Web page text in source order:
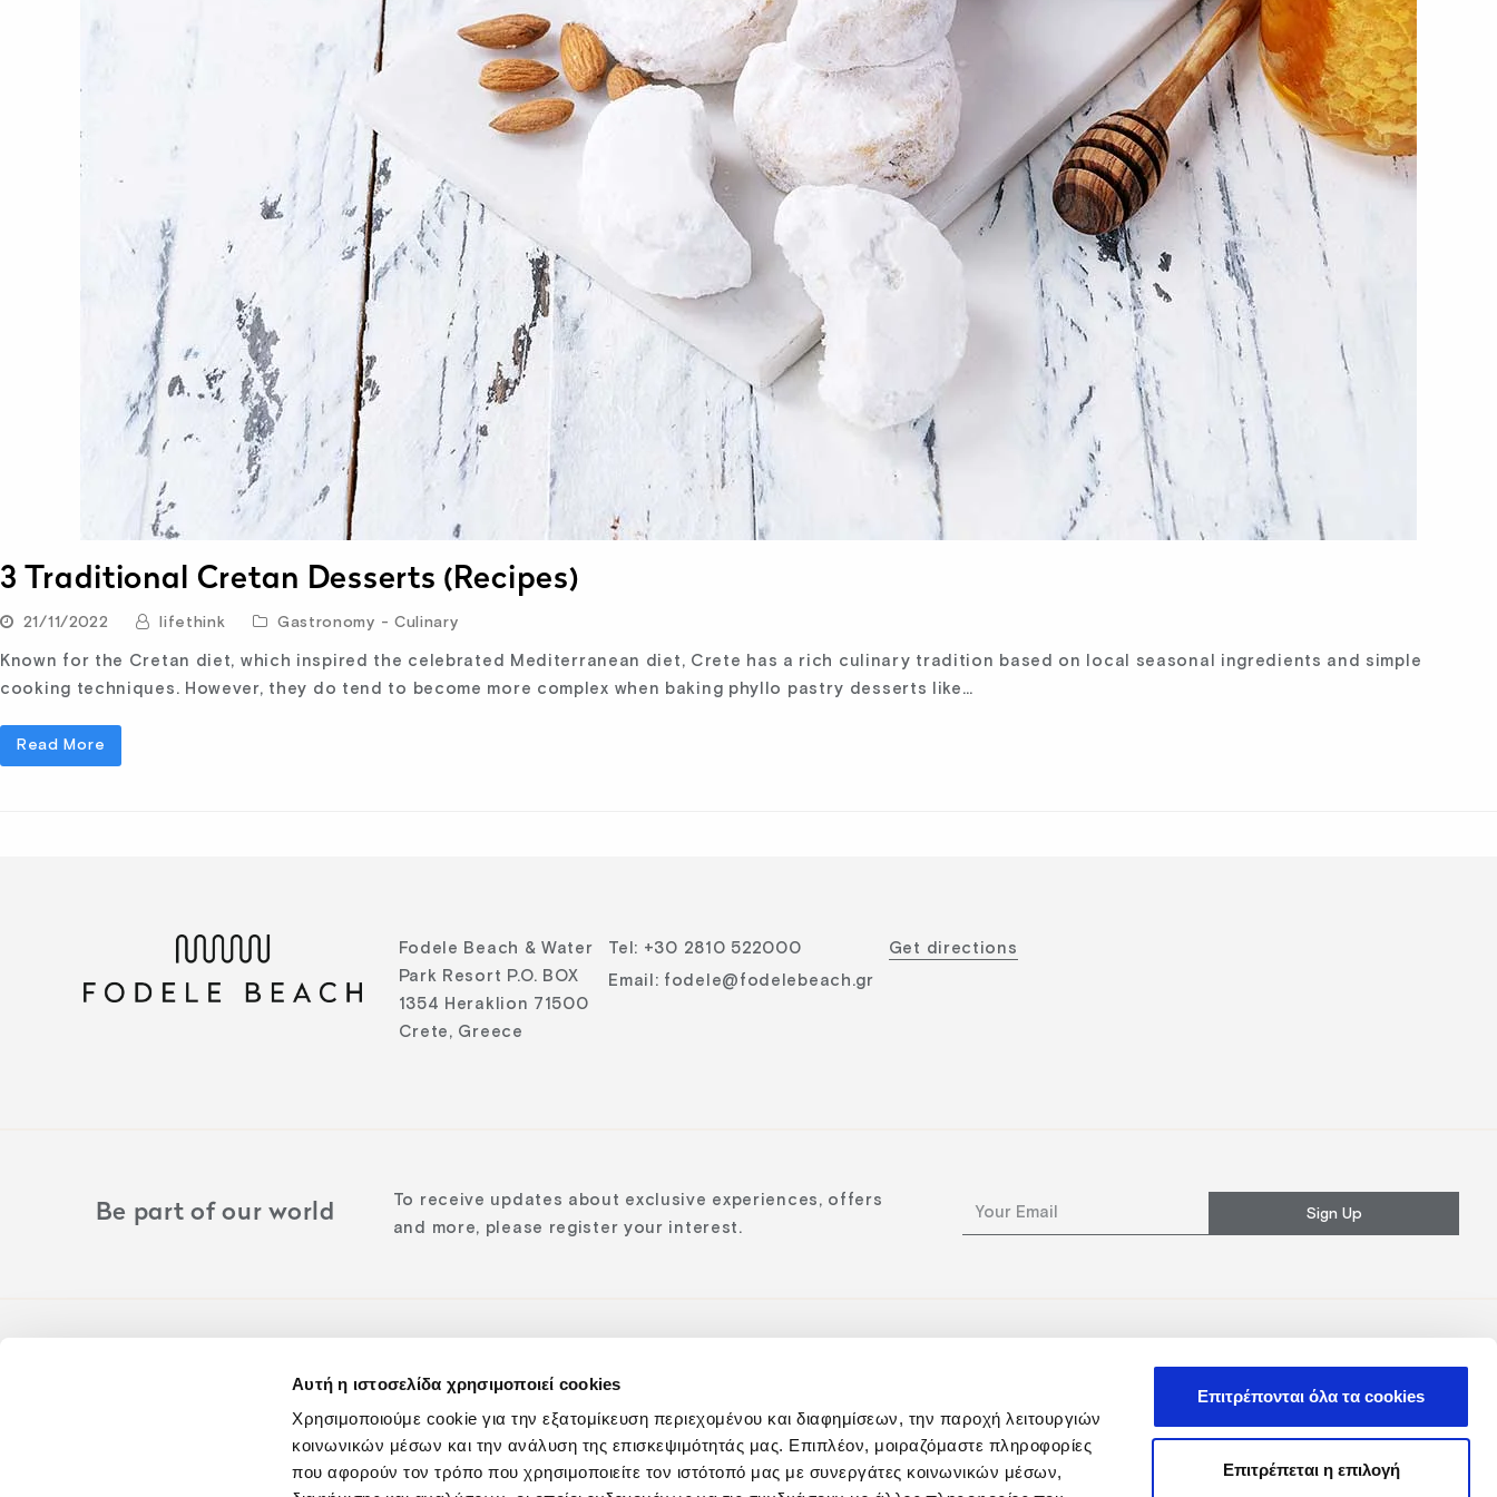
Αυτή η ιστοσελίδα χρησιμοποιεί cookies
Χρησιμοποιούμε cookie για την εξατομίκευση περιεχομένου και διαφημίσεων, την παροχή λειτουργιών
κοινωνικών μέσων και την ανάλυση της επισκεψιμότητάς μας. Επιπλέον, μοιραζόμαστε πληροφορίες
που αφορούν τον τρόπο που χρησιμοποιείτε τον ιστότοπό μας με συνεργάτες κοινωνικών μέσων,
Επιτρέπονται όλα τα cookies
Επιτρέπεται η επιλογή
3 Traditional Cretan Desserts (Recipes)
21/11/2022 lifethink Gastronomy - Culinary
Known for the Cretan diet, which inspired the celebrated Mediterranean diet, Crete has a rich culinary tradition based on local seasonal ingredients and simple
cooking techniques. However, they do tend to become more complex when baking phyllo pastry desserts like…
Read More
Fodele Beach & Water
Park Resort P.O. BOX
1354 Heraklion 71500
Crete, Greece
Tel : +30 2810 522000
Email : fodele@fodelebeach.gr
Get directions
Be part of our world
To receive updates about exclusive experiences, offers
and more, please register your interest.
Sign Up
Follow us on: